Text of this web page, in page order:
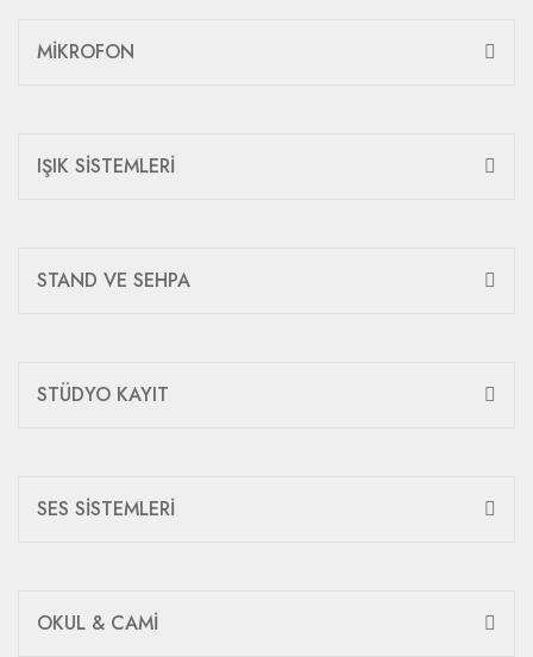
MİKROFON
IŞIK SİSTEMLERİ
STAND VE SEHPA
STÜDYO KAYIT
SES SİSTEMLERİ
OKUL & CAMİ